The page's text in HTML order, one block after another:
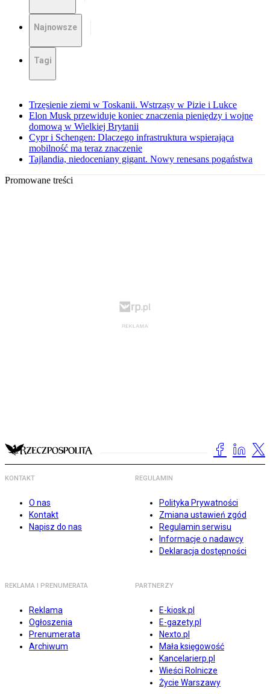
Najnowsze
Tagi
Trzęsienie ziemi w Toskanii. Wstrząsy w Pizie i Lukce
Elon Musk przewiduje koniec znaczenia pieniędzy i wojnę
domową w Wielkiej Brytanii
Cypr i Schengen: Dlaczego infrastruktura wspierająca
mobilność ma teraz znaczenie
Tajlandia, niedoceniany gigant. Nowy renesans pogaństwa
Promowane treści
KONTAKT
O nas
Kontakt
Napisz do nas
REGULAMIN
Polityka Prywatności
Zmiana ustawień zgód
Regulamin serwisu
Informacje o nadawcy
Deklaracja dostępności
REKLAMA I PRENUMERATA
Reklama
Ogłoszenia
Prenumerata
Archiwum
PARTNERZY
E-kiosk.pl
E-gazety.pl
Nexto.pl
Mała księgowość
Kancelarierp.pl
Wieści Rolnicze
Życie Warszawy